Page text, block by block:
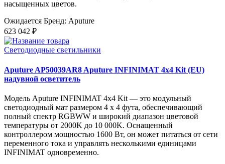
насыщенных цветов.
Ожидается Бренд: Aputure
623 042 ₽
Светодиодные светильники
Aputure AP50039AR8 Aputure INFINIMAT 4x4 Kit (EU)
надувной осветитель
Модель Aputure INFINIMAT 4x4 Kit — это модульный
светодиодный мат размером 4 x 4 фута, обеспечивающий
полный спектр RGBWW и широкий диапазон цветовой
температуры от 2000K до 10 000K. Оснащенный
контроллером мощностью 1600 Вт, он может питаться от сети
переменного тока и управлять несколькими единицами
INFINIMAT одновременно.